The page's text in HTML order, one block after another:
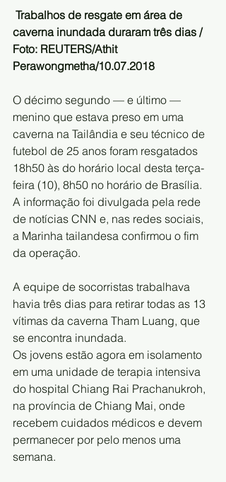
Trabalhos de resgate em área de
caverna inundada duraram três dias /
Foto: REUTERS/Athit
Perawongmetha/10.07.2018
O décimo segundo — e último —
menino que estava preso em uma
caverna na Tailândia e seu técnico de
futebol de 25 anos foram resgatados
18h50 às do horário local desta terça-
feira (10), 8h50 no horário de Brasília.
A informação foi divulgada pela rede
de notícias CNN e, nas redes sociais,
a Marinha tailandesa confirmou o fim
da operação.
A equipe de socorristas trabalhava
havia três dias para retirar todas as 13
vítimas da caverna Tham Luang, que
se encontra inundada.
Os jovens estão agora em isolamento
em uma unidade de terapia intensiva
do hospital Chiang Rai Prachanukroh,
na província de Chiang Mai, onde
recebem cuidados médicos e devem
permanecer por pelo menos uma
semana.